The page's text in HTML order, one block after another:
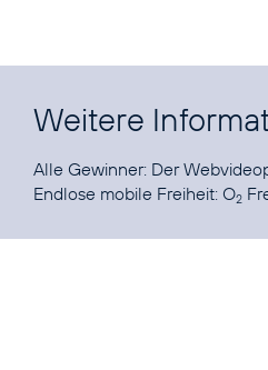
Weitere
Alle Gewinner: Der
Endlose mobile Freiheit: O2